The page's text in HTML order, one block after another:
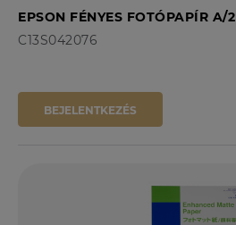
EPSON FÉNYES FOTÓPAPÍR A/
C13S042076
BEJELENTKEZÉS